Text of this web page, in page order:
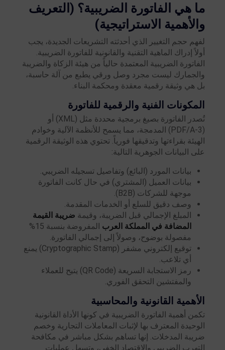
ما هي الفاتورة الضريبية؟ (التعريف
والأهمية الاستراتيجية)
لفهم حجم التغيير الذي أحدثته التشريعات الجديدة، يجب
أولاً إدراك الماهية التقنية والقانونية للفاتورة الضريبية.
الفاتورة الضريبية المعتمدة حالياً من هيئة الزكاة والضريبة
والجمارك ليست مجرد وصل ورقي يطبع من آلة حاسبة،
بل هي وثيقة رقمية معقدة ومحكمة البناء.
المكونات الفنية والرقمية للفاتورة
تُصدر الفاتورة بصيغ برمجية محددة مثل (XML) أو
(PDF/A-3) المدمجة، مما يسمح للأنظمة الآلية وخوادم
الهيئة بقراءتها وتدقيقها فورياً. تحتوي هذه الوثيقة الرقمية
على البيانات الجوهرية التالية:
بيانات المورد (البائع) وتفاصيل تسجيله الضريبي.
بيانات العميل (المشتري) في حال كانت الفاتورة
موجهة للشركات (B2B).
وصف دقيق للسلع أو الخدمات المقدمة.
المبلغ الإجمالي قبل الضريبة، وقيمة ضريبة القيمة
المضافة في المملكة العرب
المفروضة بنسبة 15%
مفصولة بوضوح، وصولاً إلى إجمالي الفاتورة.
توقيع إلكتروني مشفر (Cryptographic Stamp) يمنع
أي تلاعب.
رمز الاستجابة السريعة (QR Code) يتيح للعملاء
والمفتشين التحقق الفوري.
الأهمية القانونية والمحاسبية
تكمن أهمية الفاتورة الضريبية في كونها الأداة القانونية
الوحيدة المعترف بها لإثبات المعاملات التجارية وخصم
ضريبة المدخلات. إنها تساهم بشكل مباشر في مكافحة
التهرب الضريبي والاقتصاد الخفي، وتسهل عمليات